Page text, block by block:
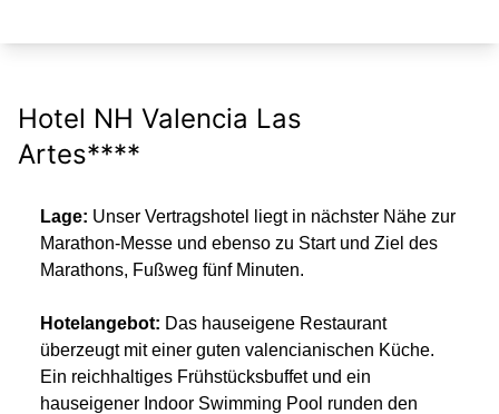
Hotel NH Valencia Las
Artes****
Lage: Unser Vertragshotel liegt in nächster Nähe zur
Marathon-Messe und ebenso zu Start und Ziel des
Marathons, Fußweg fünf Minuten.
Hotelangebot: Das hauseigene Restaurant
überzeugt mit einer guten valencianischen Küche.
Ein reichhaltiges Frühstücksbuffet und ein
hauseigener Indoor Swimming Pool runden den